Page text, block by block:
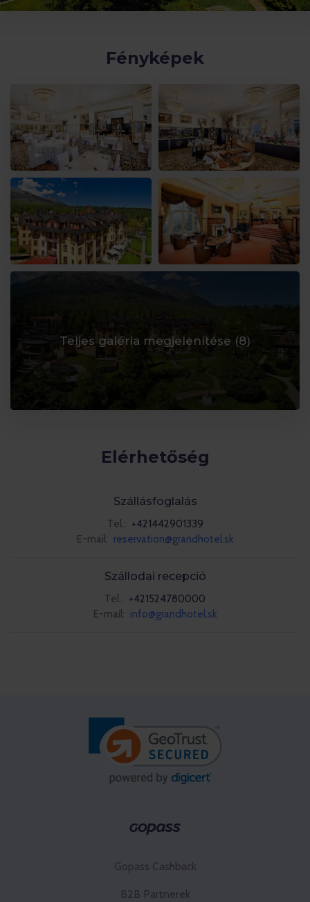
Fényképek
Teljes galéria megjelenítése (8)
Elérhetőség
Szállásfoglalás
Tel.: +421442901339
E-mail: reservation@grandhotel.sk
Szállodai recepció
Tel.: +421524780000
E-mail: info@grandhotel.sk
Gopass Cashback
B2B Partnerek